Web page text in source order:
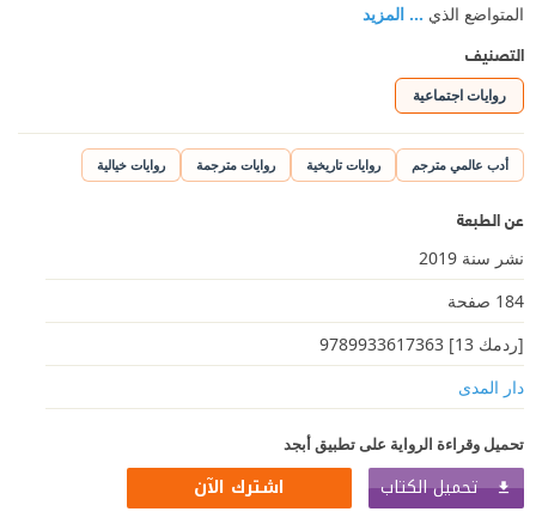
المتواضع الذي ... المزيد
التصنيف
روايات اجتماعية
أدب عالمي مترجم روايات تاريخية روايات مترجمة روايات خيالية
عن الطبعة
نشر سنة 2019
184 صفحة
[ردمك 13] 9789933617363
دار المدى
تحميل وقراءة الرواية على تطبيق أبجد
تحميل الكتاب اشترك الآن